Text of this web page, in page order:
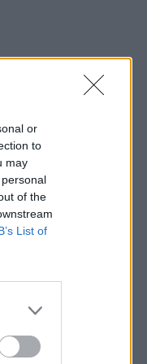
or
to
may
of the
List of